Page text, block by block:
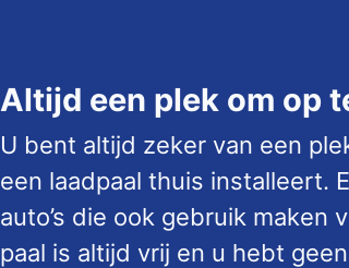
Altijd een plek om op
U bent altijd zeker van een
een laadpaal thuis installeert.
auto’s die ook gebruik maken
paal is altijd vrij en u hebt